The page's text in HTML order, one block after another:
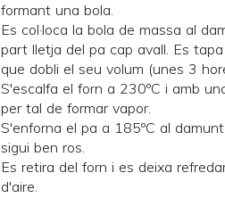
formant una bola.
Es col·loca la bola de massa al
part lletja del pa cap avall. Es
que dobli el seu volum (unes 3
S'escalfa el forn a 230ºC i amb
per tal de formar vapor.
S'enforna el pa a 185ºC al
sigui ben ros.
Es retira del forn i es deixa
d'aire.